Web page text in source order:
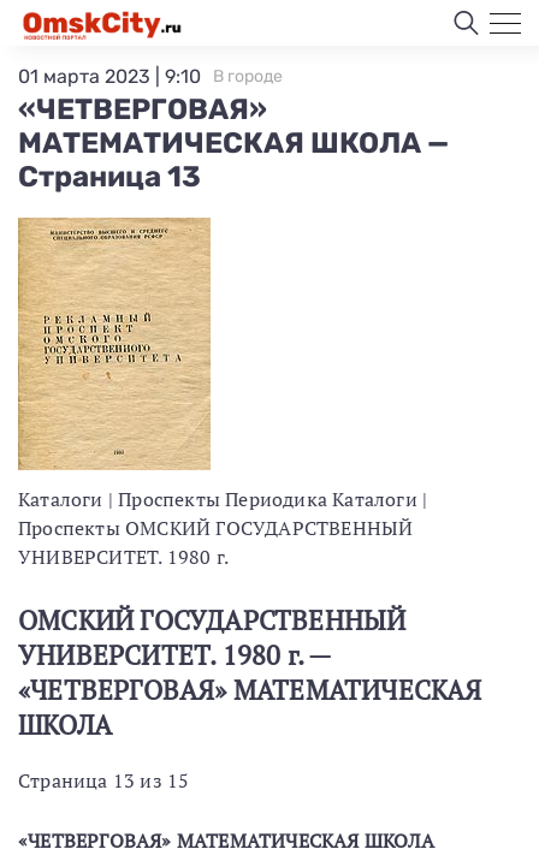
«ЧЕТВЕРГОВАЯ»
МАТЕМАТИЧЕСКАЯ ШКОЛА —
Страница 13
01 марта 2023 | 9:10 В городе
Каталоги | Проспекты Периодика Каталоги |
Проспекты ОМСКИЙ ГОСУДАРСТВЕННЫЙ
УНИВЕРСИТЕТ. 1980 г.
ОМСКИЙ ГОСУДАРСТВЕННЫЙ
УНИВЕРСИТЕТ. 1980 г. —
«ЧЕТВЕРГОВАЯ» МАТЕМАТИЧЕСКАЯ
ШКОЛА
Страница 13 из 15
«ЧЕТВЕРГОВАЯ» МАТЕМАТИЧЕСКАЯ ШКОЛА